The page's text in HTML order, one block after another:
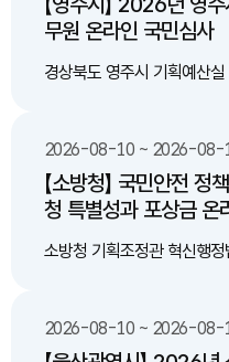
대규모 평지 및 저이용 국공
모의 주택 공급 물량을 확보할 수 있습니다.
핵심 배후 주거지로 기능하여
력을 한층 더 끌어올릴 수 있습니다. 정부의 성공적인 주
가진 위 부지들에 대한 면밀
합니다.
무원 온라인 국민심사
경상북도 영주시 기획예산실
2026-08-10 ~ 2026-08-
【소방청】 국민안전
청 특별성과 포상금 온
소방청 기획조정관 혁신행
2026-08-10 ~ 2026-08-